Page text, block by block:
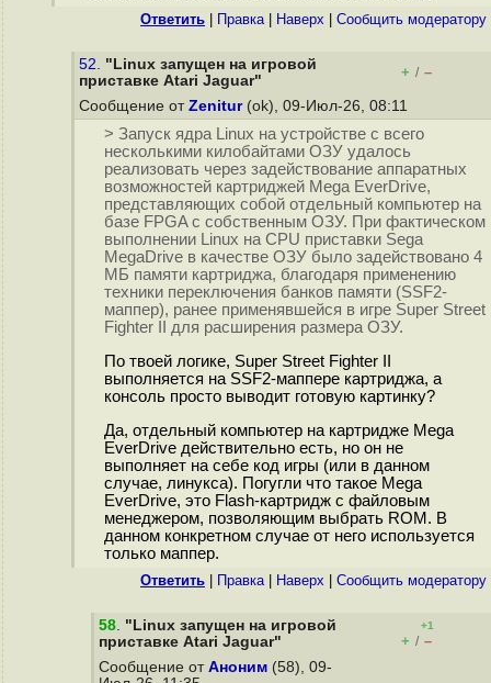
Ответить Правка| Наверх Cообщить модератору
52. "Linux запущен на игровой
приставке Atari Jaguar"
+ / –
Сообщение от Zenitur(ok), 09-Июл-26, 08:11
> Запуск ядра Linux на устройстве с всего
несколькими килобайтами ОЗУ удалось
реализовать через задействование аппаратных
возможностей картриджей Mega EverDrive,
представляющих собой отдельный компьютер на
базе FPGA с собственным ОЗУ. При фактическом
выполнении Linux на CPU приставки Sega
MegaDrive в качестве ОЗУ было задействовано 4
МБ памяти картриджа, благодаря применению
техники переключения банков памяти (SSF2-
маппер), ранее применявшейся в игре Super Street
Fighter II для расширения размера ОЗУ.
По твоей логике, Super Street Fighter II
выполняется на SSF2-маппере картриджа, а
консоль просто выводит готовую картинку?
Да, отдельный компьютер на картридже Mega
EverDrive действительно есть, но он не
выполняет на себе код игры (или в данном
случае, линукса). Погугли что такое Mega
EverDrive, это Flash-картридж с файловым
менеджером, позволяющим выбрать ROM. В
данном конкретном случае от него используется
только маппер.
Ответить Правка| Наверх Cообщить модератору
58. "Linux запущен на игровой
приставке Atari Jaguar"
+1
+ / –
Сообщение от Аноним (58), 09-